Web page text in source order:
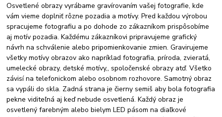
Osvetlené obrazy vyrábame gravírovaním vašej fotografie, kde
vám vieme doplniť rôzne pozadia a motívy. Pred každou výrobou
spracujeme fotografiu a po dohode zo zákazníkom prispôsobíme
aj motív pozadia. Každému zákazníkovi pripravujeme grafický
návrh na schválenie alebo pripomienkovanie zmien. Gravirujeme
všetky motívy obrazov ako napríklad fotografia, príroda, zvieratá,
umelecké obrazy, detské motívy,, spoločenské obrazy atď. Všetko
závisí na telefonickom alebo osobnom rozhovore. Samotný obraz
sa vypáli do skla. Zadná strana je čierny semiš aby bola fotografia
pekne viditeľná aj keď nebude osvetlená. Každý obraz je
osvetlený farebným alebo bielym LED pásom na diaľkové